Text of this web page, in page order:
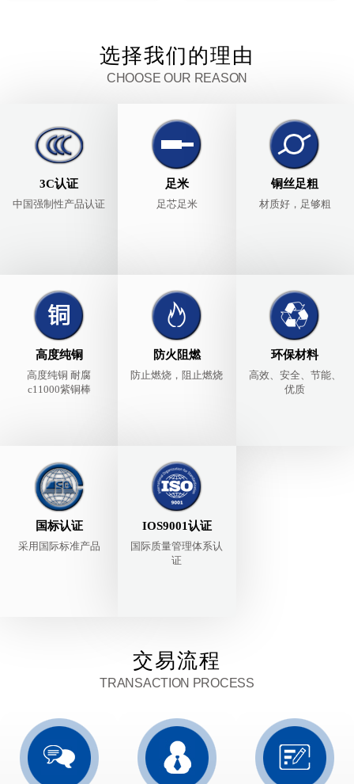
选择我们的理由
CHOOSE OUR REASON
3C认证
中国强制性产品认证
足米
足芯足米
铜丝足粗
材质好，足够粗
高度纯铜
高度纯铜 耐腐
c11000紫铜棒
防火阻燃
防止燃烧，阻止燃烧
环保材料
高效、安全、节能、
优质
国标认证
采用国际标准产品
IOS9001认证
国际质量管理体系认
证
交易流程
TRANSACTION PROCESS